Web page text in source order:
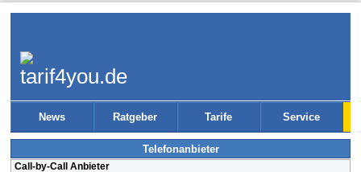
News Ratgeber Tarife Service
Telefonanbieter
Call-by-Call Anbieter